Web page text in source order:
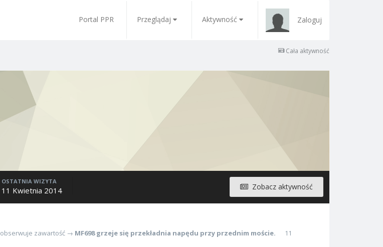
Portal PPR Przeglądaj Aktywność Zaloguj
Cała aktywność
Zobacz aktywność
OSTATNIA WIZYTA
11 Kwietnia 2014
obserwuje zawartość → MF698 grzeje się przekładnia napędu przy przednim moście.
11